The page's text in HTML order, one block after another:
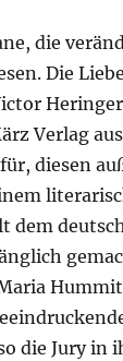
die
Die
Verlag
diesen
dem
die Jury in